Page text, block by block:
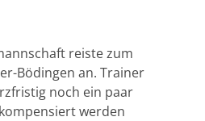
reiste zum
Bödingen an. Trainer
noch ein paar
werden